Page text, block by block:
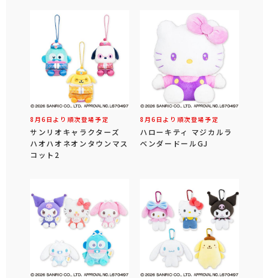
8月6日より順次登場予定
サンリオキャラクターズ
ハオハオネオンタウンマス
コット2
8月6日より順次登場予定
ハローキティ マジカルラ
ベンダードールGJ